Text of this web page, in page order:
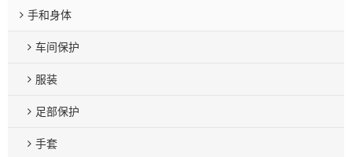
手和身体
车间保护
服装
足部保护
手套